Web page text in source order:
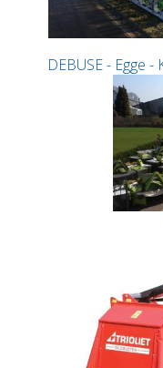
DEBUSE - Egge